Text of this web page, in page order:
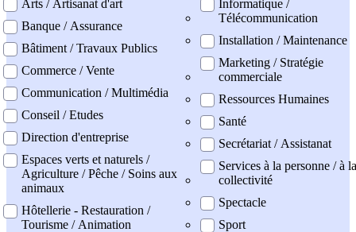
Arts / Artisanat d'art
Banque / Assurance
Bâtiment / Travaux Publics
Commerce / Vente
Communication / Multimédia
Conseil / Etudes
Direction d'entreprise
Espaces verts et naturels /
Agriculture / Pêche / Soins aux
animaux
Hôtellerie - Restauration /
Tourisme / Animation
Informatique /
Télécommunication
Installation / Maintenance
Marketing / Stratégie
commerciale
Ressources Humaines
Santé
Secrétariat / Assistanat
Services à la personne / à la
collectivité
Spectacle
Sport